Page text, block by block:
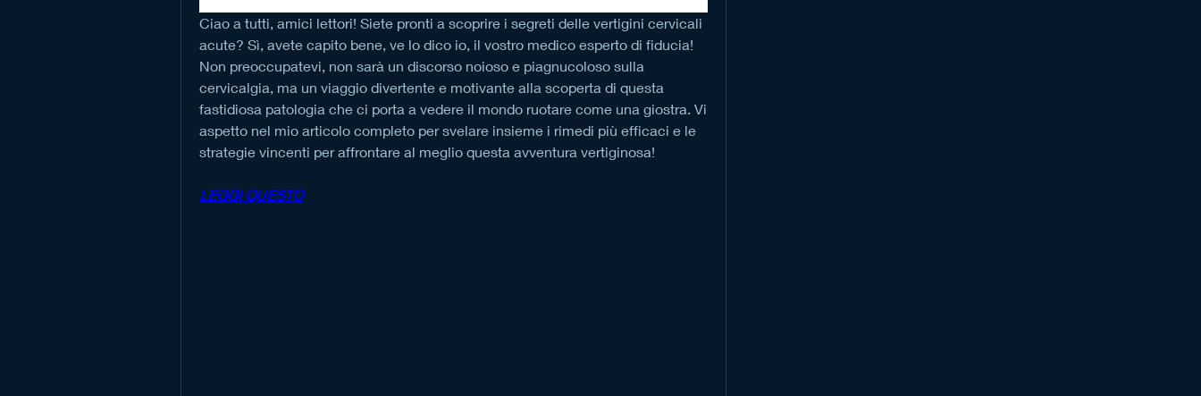
Ciao a tutti, amici lettori! Siete pronti a scoprire i segreti delle vertigini cervicali
acute? Sì, avete capito bene, ve lo dico io, il vostro medico esperto di fiducia!
Non preoccupatevi, non sarà un discorso noioso e piagnucoloso sulla
cervicalgia, ma un viaggio divertente e motivante alla scoperta di questa
fastidiosa patologia che ci porta a vedere il mondo ruotare come una giostra. Vi
aspetto nel mio articolo completo per svelare insieme i rimedi più efficaci e le
strategie vincenti per affrontare al meglio questa avventura vertiginosa!
LEGGI QUESTO